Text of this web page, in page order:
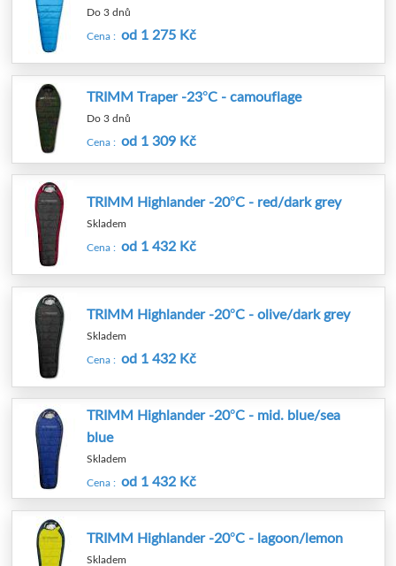
Do 3 dnů
Cena : od 1 275 Kč
TRIMM Traper -23°C - camouflage
Do 3 dnů
Cena : od 1 309 Kč
TRIMM Highlander -20°C - red/dark grey
Skladem
Cena : od 1 432 Kč
TRIMM Highlander -20°C - olive/dark grey
Skladem
Cena : od 1 432 Kč
TRIMM Highlander -20°C - mid. blue/sea
blue
Skladem
Cena : od 1 432 Kč
TRIMM Highlander -20°C - lagoon/lemon
Skladem